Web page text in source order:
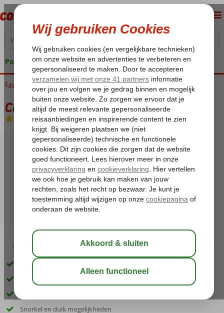
Pakketgarantie
Home
Egypte Rode Zee Sharm el Sheikh Sharks Bay Concorde El Salam
Concorde El Salam
All Inclusive-Hotel
04:45 aug 37°C
Direct aan het privéstrand
Zwembad met glijbanen
Snorkel en duik mogelijkheden